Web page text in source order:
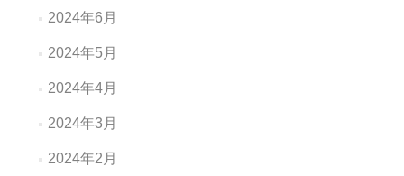
2024年6月
2024年5月
2024年4月
2024年3月
2024年2月